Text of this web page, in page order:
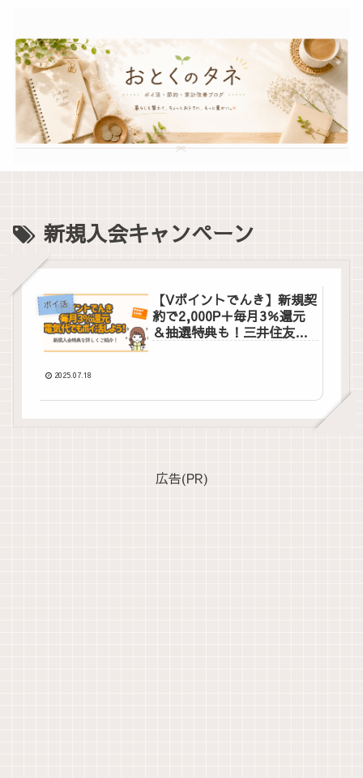
新規入会キャンペーン
ポイ活
【Vポイントでんき】新規契
約で2,000P＋毎月3％還元
＆抽選特典も！三井住友カ
2025.07.18
広告(PR)